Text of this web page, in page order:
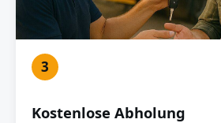
3
Kostenlose Abholung